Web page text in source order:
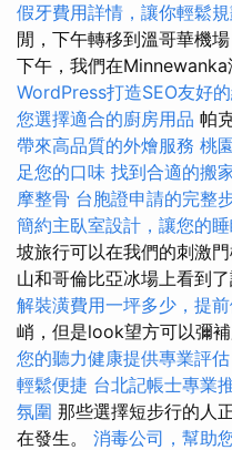
假牙費用詳情，讓你輕鬆
閒，下午轉移到溫哥華機
下午，我們在Minnewanka
WordPress打造SEO友好
您選擇適合的廚房用品 帕
帶來高品質的外燴服務 桃
足您的口味 找到合適的搬
摩整骨 台胞證申請的完整
簡約主臥室設計，讓您的
坡旅行可以在我們的刺激
山和哥倫比亞冰場上看到了
解裝潢費用一坪多少，提
峭，但是look望方可以彌補
您的聽力健康提供專業評估
輕鬆便捷 台北記帳士專業
氛圍 那些選擇短步行的人
在發生。 消毒公司，幫助